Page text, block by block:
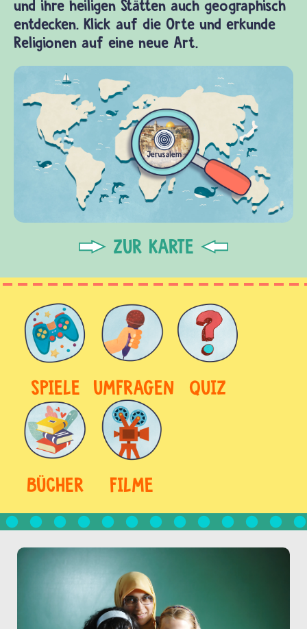
und ihre heiligen Stätten auch geographisch
entdecken. Klick auf die Orte und erkunde
Religionen auf eine neue Art.
ZUR KARTE
SPIELE UMFRAGEN QUIZ
BÜCHER FILME